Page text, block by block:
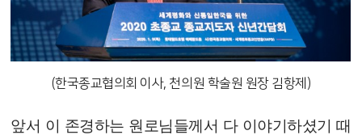
(한국종교협의회 이사, 천의원 학술원 원장 김항제)
앞서 이 존경하는 원로님들께서 다 이야기하셨기 때